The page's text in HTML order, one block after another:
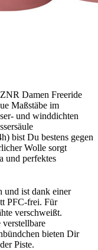
Damen Freeride
Maßstäbe im
und winddichten
bist Du bestens gegen
Wolle sorgt
und perfektes
und ist dank einer
PFC-frei. Für
verschweißt.
bieten Dir
Piste.